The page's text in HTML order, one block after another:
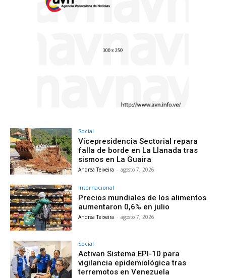
Social
Vicepresidencia Sectorial repara
falla de borde en La Llanada tras
sismos en La Guaira
Andrea Teixeira - agosto 7, 2026
Internacional
Precios mundiales de los alimentos
aumentaron 0,6% en julio
Andrea Teixeira - agosto 7, 2026
Social
Activan Sistema EPI-10 para
vigilancia epidemiológica tras
terremotos en Venezuela